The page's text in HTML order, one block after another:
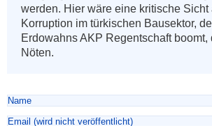
werden. Hier wäre eine kritische Sicht
Korruption im türkischen Bausektor,
Erdowahns AKP Regentschaft boomt,
Nöten.